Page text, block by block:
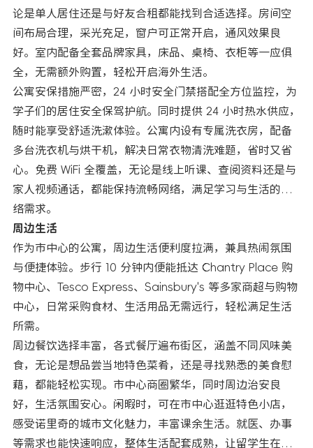
论是单人居住还是与好友合租都能找到合适选择。房间空
间布局合理，采光充足，窗户可正常开启，通风效果良
好。室内配备全套品牌家具，床品、桌椅、衣柜等一应俱
全，无需额外购置，轻松开启海外生活。
公寓安保措施严密，24 小时安全门禁搭配全方位监控，为
学子们的居住安全保驾护航。同时提供 24 小时热水供应，
随时能享受舒适洗漱体验。公寓内设有专属洗衣房，配备
多台洗衣机与烘干机，解决日常衣物清洗难题，省时又省
心。免费 WiFi 全覆盖，无论是线上听课、查阅资料还是与
家人视频通话，都能保持流畅网络，满足学习与生活的网
络需求。
周边生活
作为市中心的公寓，周边生活便利度拉满，兼具热闹氛围
与便捷体验。步行 10 分钟内便能抵达 Chantry Place 购
物中心、Tesco Express、Sainsbury's 等多家商超与购物
中心，日常采购食材、生活用品无需远行，轻松满足生活
所需。
周边餐饮选择丰富，各式餐厅遍布街区，涵盖不同风味美
食，无论是想品尝当地特色菜肴，还是寻找熟悉的美食慰
藉，都能轻松实现。市中心商圈繁华，同时周边治安良
好，生活氛围安心。闲暇时，可在市中心逛逛特色小店，
感受诺里奇的城市文化魅力，丰富课余生活。就医、办事
等需求也能快速响应，整体生活配套成熟，让留学生在海